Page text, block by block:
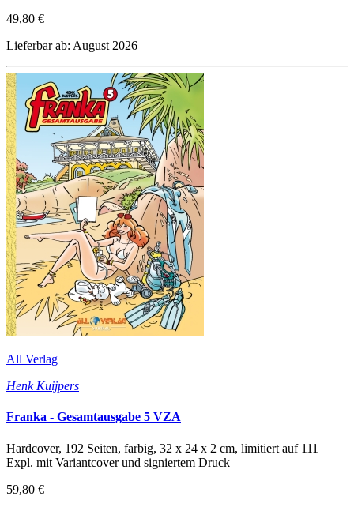
49,80 €
Lieferbar ab: August 2026
All Verlag
Henk Kuijpers
Franka - Gesamtausgabe 5 VZA
Hardcover, 192 Seiten, farbig, 32 x 24 x 2 cm, limitiert auf 111
Expl. mit Variantcover und signiertem Druck
59,80 €